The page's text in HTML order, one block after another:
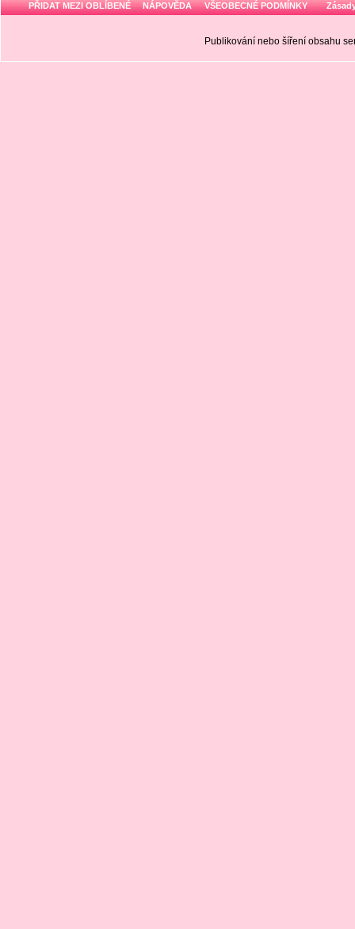
PŘIDAT MEZI OBLÍBENÉ NÁPOVĚDA VŠEOBECNÉ PODMÍNKY
Publikování nebo šíření obsahu